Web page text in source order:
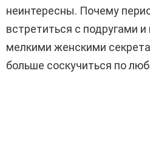
неинтересны. Почему
встретиться с подругами
мелкими женскими
больше соскучиться по